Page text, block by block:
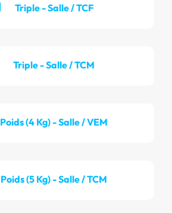
Triple - Salle / TCF
Triple - Salle / TCM
Poids (4 Kg) - Salle / VEM
Poids (5 Kg) - Salle / TCM